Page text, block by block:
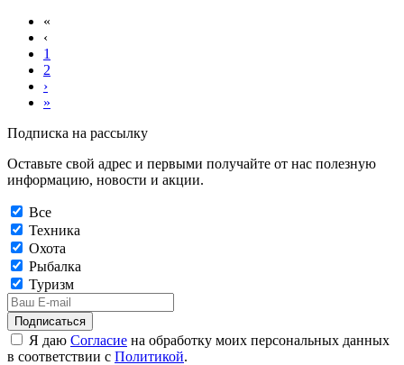
«
‹
1
2
›
»
Подписка на рассылку
Оставьте свой адрес и первыми получайте от нас полезную
информацию, новости и акции.
Все
Техника
Охота
Рыбалка
Туризм
Подписаться
Я даю Согласие на обработку моих персональных данных
в соответствии с Политикой.